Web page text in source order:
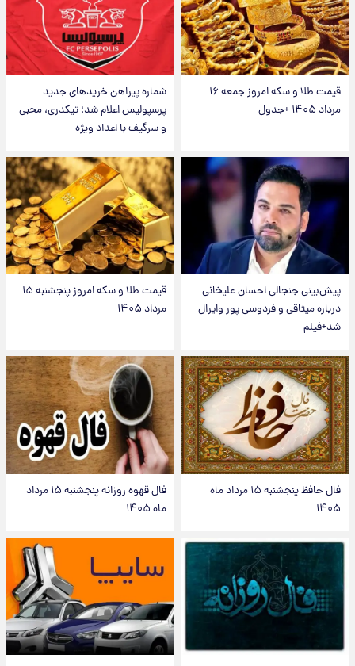
قیمت طلا و سکه امروز جمعه ۱۶
مرداد ۱۴۰۵ +جدول
شماره پیراهن خریدهای جدید
پرسپولیس اعلام شد؛ تیکدری، محبی
و سرگیف با اعداد ویژه
پیش‌بینی جنجالی احسان علیخانی
درباره میثاقی و فردوسی پور وایرال
شد+فیلم
قیمت طلا و سکه امروز پنجشنبه ۱۵
مرداد ۱۴۰۵
فال حافظ پنجشنبه ۱۵ مرداد ماه
۱۴۰۵
فال قهوه روزانه پنجشنبه ۱۵ مرداد
ماه ۱۴۰۵